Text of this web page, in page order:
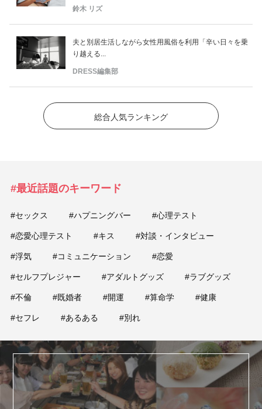
鈴木 リズ
夫と別居生活しながら女性用風俗を利用「辛い日々を乗
り越える...
DRESS編集部
総合人気ランキング
#最近話題のキーワード
#セックス #ハプニングバー #心理テスト
#恋愛心理テスト #キス #対談・インタビュー
#浮気 #コミュニケーション #恋愛
#セルフプレジャー #アダルトグッズ #ラブグッズ
#不倫 #既婚者 #開運 #算命学 #健康
#セフレ #あるある #別れ